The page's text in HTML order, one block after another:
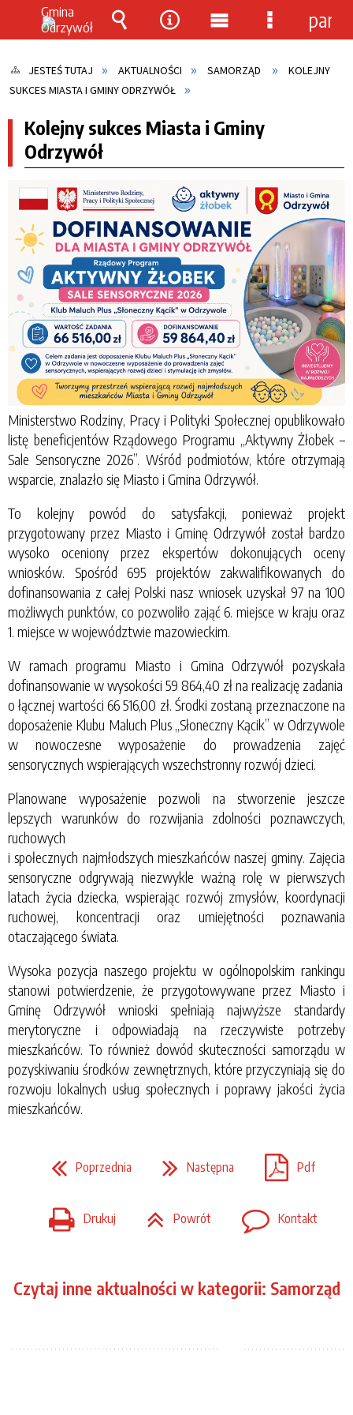
JESTEŚ TUTAJ AKTUALNOŚCI SAMORZĄD
KOLEJNY
SUKCES MIASTA I GMINY ODRZYWÓŁ
Kolejny sukces Miasta i Gminy
Odrzywół
Ministerstwo Rodziny, Pracy i Polityki Społecznej opublikowało
listę beneficjentów Rządowego Programu „Aktywny Żłobek –
Sale Sensoryczne 2026”. Wśród podmiotów, które otrzymają
wsparcie, znalazło się Miasto i Gmina Odrzywół.
To kolejny powód do satysfakcji, ponieważ projekt
przygotowany przez Miasto i Gminę Odrzywół został bardzo
wysoko oceniony przez ekspertów dokonujących oceny
wniosków. Spośród 695 projektów zakwalifikowanych do
dofinansowania z całej Polski nasz wniosek uzyskał 97 na 100
możliwych punktów, co pozwoliło zająć 6. miejsce w kraju oraz
1. miejsce w województwie mazowieckim.
W ramach programu Miasto i Gmina Odrzywół pozyskała
dofinansowanie w wysokości 59 864,40 zł na realizację zadania
o łącznej wartości 66 516,00 zł. Środki zostaną przeznaczone na
doposażenie Klubu Maluch Plus „Słoneczny Kącik” w Odrzywole
w nowoczesne wyposażenie do prowadzenia zajęć
sensorycznych wspierających wszechstronny rozwój dzieci.
Planowane wyposażenie pozwoli na stworzenie jeszcze
lepszych warunków do rozwijania zdolności poznawczych,
ruchowych
i społecznych najmłodszych mieszkańców naszej gminy. Zajęcia
sensoryczne odgrywają niezwykle ważną rolę w pierwszych
latach życia dziecka, wspierając rozwój zmysłów, koordynacji
ruchowej, koncentracji oraz umiejętności poznawania
otaczającego świata.
Wysoka pozycja naszego projektu w ogólnopolskim rankingu
stanowi potwierdzenie, że przygotowywane przez Miasto i
Gminę Odrzywół wnioski spełniają najwyższe standardy
merytoryczne i odpowiadają na rzeczywiste potrzeby
mieszkańców. To również dowód skuteczności samorządu w
pozyskiwaniu środków zewnętrznych, które przyczyniają się do
rozwoju lokalnych usług społecznych i poprawy jakości życia
mieszkańców.
Poprzednia Następna Pdf
Drukuj Powrót Kontakt
Czytaj inne aktualności w kategorii: Samorząd
Wyszukiwarka
Narzędzia
Menu
główne
Menu
panel